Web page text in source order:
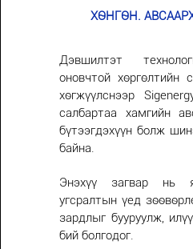
ХӨНГӨН.
Дэвшилтэт
оновчтой хөргөлтийн
хөгжүүлснээр
салбартаа хамгийн
бүтээгдэхүүн болж
байна.
Энэхүү загвар нь
угсралтын үед
зардлыг бууруулж,
бий болгодог.